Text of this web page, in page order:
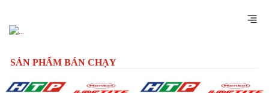
SẢN PHẨM BÁN CHẠY